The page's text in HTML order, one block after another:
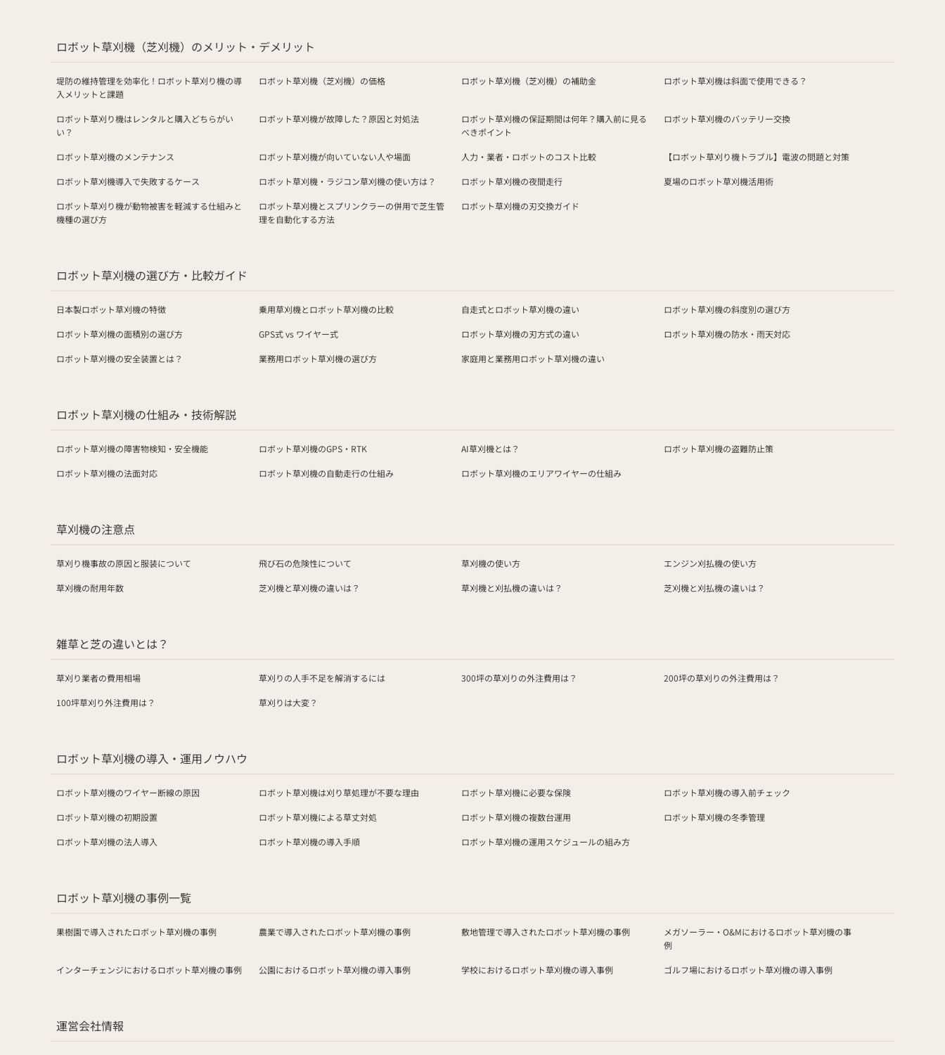
ロボット草刈機（芝刈機）のメリット・デメリット
堤防の維持管理を効率化！ロボット草刈り機の導
入メリットと課題
ロボット草刈機（芝刈機）の価格 ロボット草刈機（芝刈機）の補助金 ロボット草刈機は斜面で使用できる？
ロボット草刈り機はレンタルと購入どちらがい
い？
ロボット草刈機が故障した？原因と対処法
ロボット草刈機の保証期間は何年？購入前に見る
べきポイント
ロボット草刈機のバッテリー交換
ロボット草刈機のメンテナンス ロボット草刈機が向いていない人や場面 人力・業者・ロボットのコスト比較 【ロボット草刈り機トラブル】電波の問題と対策
ロボット草刈機導入で失敗するケース ロボット草刈機・ラジコン草刈機の使い方は？ ロボット草刈機の夜間走行 夏場のロボット草刈機活用術
ロボット草刈り機が動物被害を軽減する仕組みと
機種の選び方
ロボット草刈機とスプリンクラーの併用で芝生管
理を自動化する方法
ロボット草刈機の刃交換ガイド
ロボット草刈機の選び方・比較ガイド
日本製ロボット草刈機の特徴 乗用草刈機とロボット草刈機の比較 自走式とロボット草刈機の違い ロボット草刈機の斜度別の選び方
ロボット草刈機の面積別の選び方 GPS式 vs ワイヤー式 ロボット草刈機の刃方式の違い ロボット草刈機の防水・雨天対応
ロボット草刈機の安全装置とは？ 業務用ロボット草刈機の選び方 家庭用と業務用ロボット草刈機の違い
ロボット草刈機の仕組み・技術解説
ロボット草刈機の障害物検知・安全機能 ロボット草刈機のGPS・RTK AI草刈機とは？ ロボット草刈機の盗難防止策
ロボット草刈機の法面対応 ロボット草刈機の自動走行の仕組み ロボット草刈機のエリアワイヤーの仕組み
草刈機の注意点
草刈り機事故の原因と服装について 飛び石の危険性について 草刈機の使い方 エンジン刈払機の使い方
草刈機の耐用年数 芝刈機と草刈機の違いは？ 草刈機と刈払機の違いは？ 芝刈機と刈払機の違いは？
雑草と芝の違いとは？
草刈り業者の費用相場 草刈りの人手不足を解消するには 300坪の草刈りの外注費用は？ 200坪の草刈りの外注費用は？
100坪草刈り外注費用は？ 草刈りは大変？
ロボット草刈機の導入・運用ノウハウ
ロボット草刈機のワイヤー断線の原因 ロボット草刈機は刈り草処理が不要な理由 ロボット草刈機に必要な保険 ロボット草刈機の導入前チェック
ロボット草刈機の初期設置 ロボット草刈機による草丈対処 ロボット草刈機の複数台運用 ロボット草刈機の冬季管理
ロボット草刈機の法人導入 ロボット草刈機の導入手順 ロボット草刈機の運用スケジュールの組み方
ロボット草刈機の事例一覧
果樹園で導入されたロボット草刈機の事例 農業で導入されたロボット草刈機の事例 敷地管理で導入されたロボット草刈機の事例
メガソーラー・O&Mにおけるロボット草刈機の事
例
インターチェンジにおけるロボット草刈機の事例 公園におけるロボット草刈機の導入事例 学校におけるロボット草刈機の導入事例 ゴルフ場におけるロボット草刈機の導入事例
運営会社情報